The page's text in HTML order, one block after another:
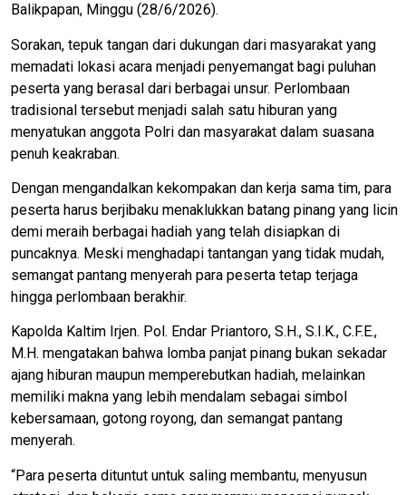
Balikpapan, Minggu (28/6/2026).
Sorakan, tepuk tangan dari dukungan dari masyarakat yang
memadati lokasi acara menjadi penyemangat bagi puluhan
peserta yang berasal dari berbagai unsur. Perlombaan
tradisional tersebut menjadi salah satu hiburan yang
menyatukan anggota Polri dan masyarakat dalam suasana
penuh keakraban.
Dengan mengandalkan kekompakan dan kerja sama tim, para
peserta harus berjibaku menaklukkan batang pinang yang licin
demi meraih berbagai hadiah yang telah disiapkan di
puncaknya. Meski menghadapi tantangan yang tidak mudah,
semangat pantang menyerah para peserta tetap terjaga
hingga perlombaan berakhir.
Kapolda Kaltim Irjen. Pol. Endar Priantoro, S.H., S.I.K., C.F.E.,
M.H. mengatakan bahwa lomba panjat pinang bukan sekadar
ajang hiburan maupun memperebutkan hadiah, melainkan
memiliki makna yang lebih mendalam sebagai simbol
kebersamaan, gotong royong, dan semangat pantang
menyerah.
“Para peserta dituntut untuk saling membantu, menyusun